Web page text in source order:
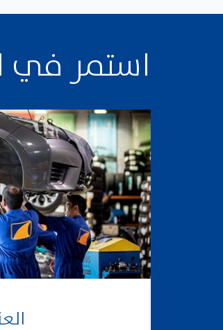
استمر في